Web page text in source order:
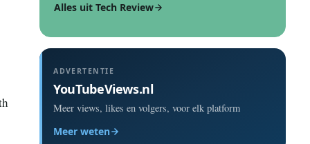
Alles uit Tech Review
ADVERTENTIE
YouTubeViews.nl
Meer views, likes en volgers, voor elk platform
Meer weten